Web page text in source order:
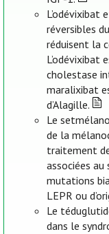
L’odévixibat
réversibles
réduisent la
cholestase
maralixibat
d’Alagille.
Le
de la
traitement
associées
mutations
LEPR ou
Le
dans le